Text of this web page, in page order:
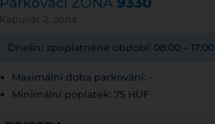
Kapuvár 2. zóna
Dnešní zpoplatněné období: 08:00 – 17:00
Maximální doba parkování: -
Minimální poplatek: 75 HUF